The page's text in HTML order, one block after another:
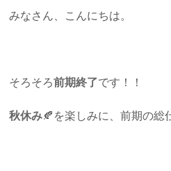
みなさん、こんにちは。
そろそろ前期終了です！！
秋休み🍂を楽しみに、前期の総